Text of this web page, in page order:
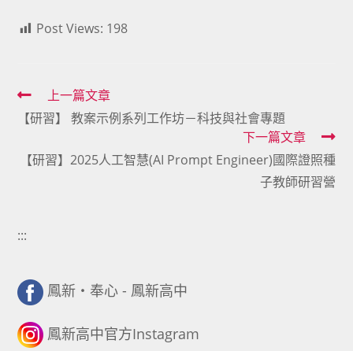
Post Views: 198
Read
more
上一篇文章
【研習】 教案示例系列工作坊－科技與社會專題
下一篇文章
【研習】2025人工智慧(AI Prompt Engineer)國際證照種
子教師研習營
:::
鳳新・奉心 - 鳳新高中
鳳新高中官方Instagram